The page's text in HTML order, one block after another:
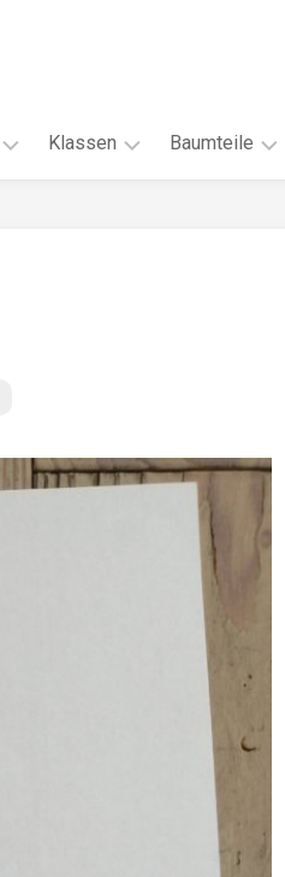
Klassen
18AH
Baumteile
Knospen
Habitus